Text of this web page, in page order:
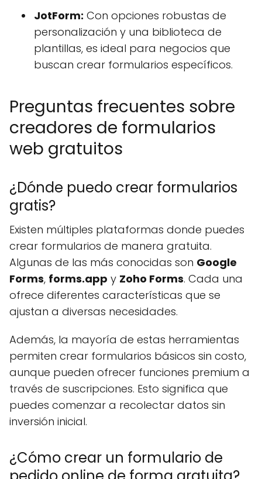
JotForm: Con opciones robustas de
personalización y una biblioteca de
plantillas, es ideal para negocios que
buscan crear formularios específicos.
Preguntas frecuentes sobre
creadores de formularios
web gratuitos
¿Dónde puedo crear formularios
gratis?
Existen múltiples plataformas donde puedes
crear formularios de manera gratuita.
Algunas de las más conocidas son Google
Forms, forms.app y Zoho Forms. Cada una
ofrece diferentes características que se
ajustan a diversas necesidades.
Además, la mayoría de estas herramientas
permiten crear formularios básicos sin costo,
aunque pueden ofrecer funciones premium a
través de suscripciones. Esto significa que
puedes comenzar a recolectar datos sin
inversión inicial.
¿Cómo crear un formulario de